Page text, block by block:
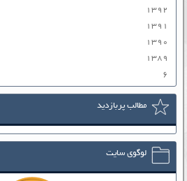
۱۳۹۲
۱۳۹۱
۱۳۹۰
۱۳۸۹
۶
مطالب پربازدید
لوگوی سایت